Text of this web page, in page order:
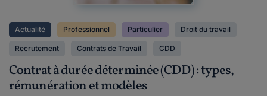
Actualité Professionnel Particulier Droit du travail
Recrutement Contrats de Travail CDD
Contrat à durée déterminée (CDD) : types,
rémunération et modèles